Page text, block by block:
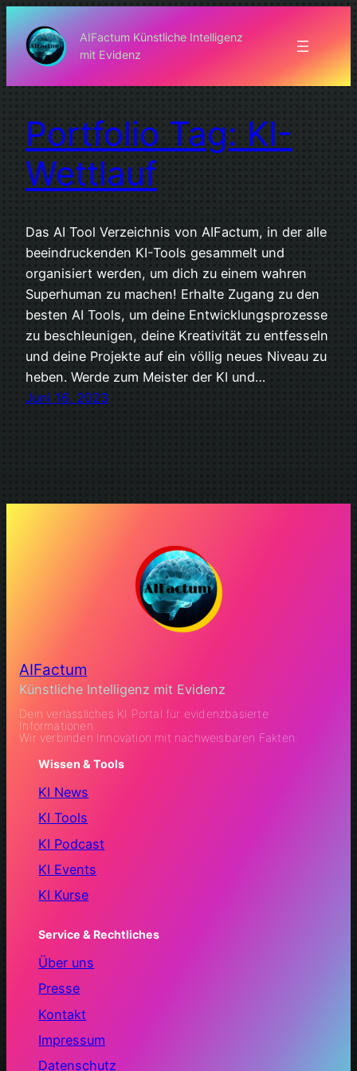
Inhalt
springen
AIFactum Künstliche Intelligenz
mit Evidenz
Portfolio Tag: KI-
Wettlauf
Das AI Tool Verzeichnis von AIFactum, in der alle
beeindruckenden KI-Tools gesammelt und
organisiert werden, um dich zu einem wahren
Superhuman zu machen! Erhalte Zugang zu den
besten AI Tools, um deine Entwicklungsprozesse
zu beschleunigen, deine Kreativität zu entfesseln
und deine Projekte auf ein völlig neues Niveau zu
heben. Werde zum Meister der KI und…
Juni 16, 2023
AIFactum
Künstliche Intelligenz mit Evidenz
Dein verlässliches KI Portal für evidenzbasierte
Informationen.
Wir verbinden Innovation mit nachweisbaren Fakten.
Wissen & Tools
KI News
KI Tools
KI Podcast
KI Events
KI Kurse
Service & Rechtliches
Über uns
Presse
Kontakt
Impressum
Datenschutz